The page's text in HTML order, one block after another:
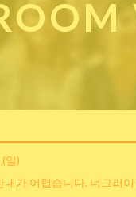
일)
가 어렵습니다. 너그러